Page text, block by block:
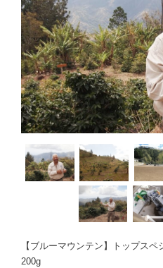
【ブルーマウンテン】トップスペ
200g